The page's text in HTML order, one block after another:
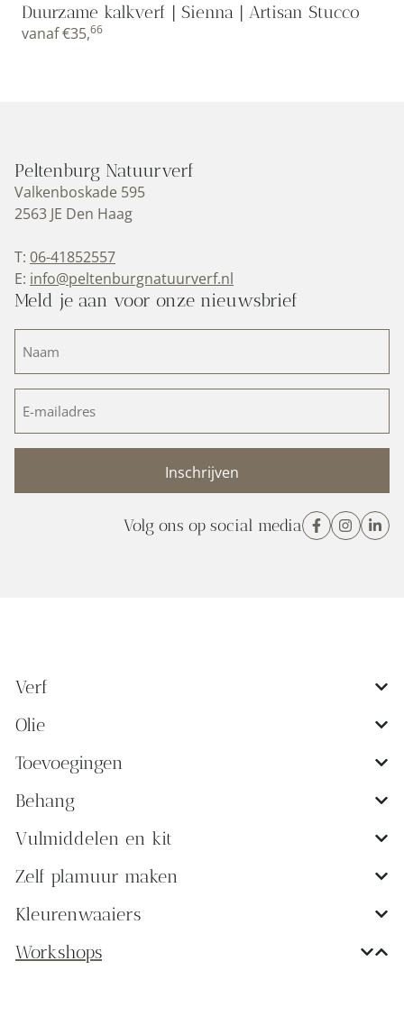
Duurzame kalkverf | Sienna | Artisan Stucco
vanaf€35,66
Peltenburg Natuurverf
Valkenboskade 595
2563 JE Den Haag
T: 06-41852557
E: info@peltenburgnatuurverf.nl
Meld je aan voor onze nieuwsbrief
(Vereist)
mailadres
Volg ons op social media
Verf
Olie
Toevoegingen
Behang
Vulmiddelen en kit
Zelf plamuur maken
Kleurenwaaiers
Workshops